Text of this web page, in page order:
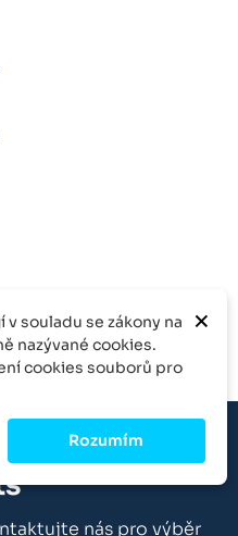
nás pro výběr
×
souladu se zákony na
nazývané cookies.
cookies souborů pro
Rozumím